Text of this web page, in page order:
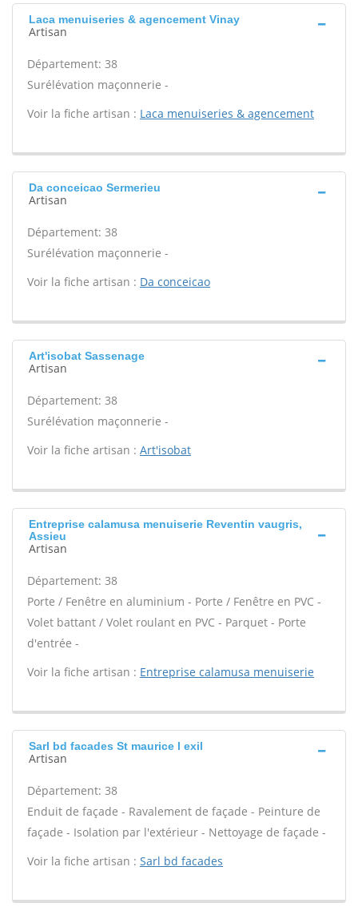
Laca menuiseries & agencement Vinay
Artisan
Département: 38
Surélévation maçonnerie -
Voir la fiche artisan : Laca menuiseries & agencement
Da conceicao Sermerieu
Artisan
Département: 38
Surélévation maçonnerie -
Voir la fiche artisan : Da conceicao
Art'isobat Sassenage
Artisan
Département: 38
Surélévation maçonnerie -
Voir la fiche artisan : Art'isobat
Entreprise calamusa menuiserie Reventin vaugris,
Assieu
Artisan
Département: 38
Porte / Fenêtre en aluminium - Porte / Fenêtre en PVC -
Volet battant / Volet roulant en PVC - Parquet - Porte
d'entrée -
Voir la fiche artisan : Entreprise calamusa menuiserie
Sarl bd facades St maurice l exil
Artisan
Département: 38
Enduit de façade - Ravalement de façade - Peinture de
façade - Isolation par l'extérieur - Nettoyage de façade -
Voir la fiche artisan : Sarl bd facades